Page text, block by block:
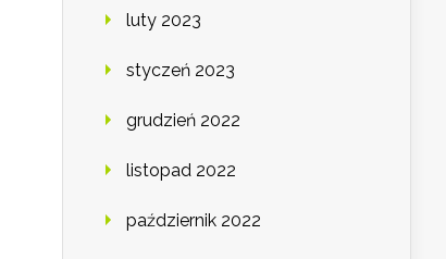
luty 2023
styczeń 2023
grudzień 2022
listopad 2022
październik 2022